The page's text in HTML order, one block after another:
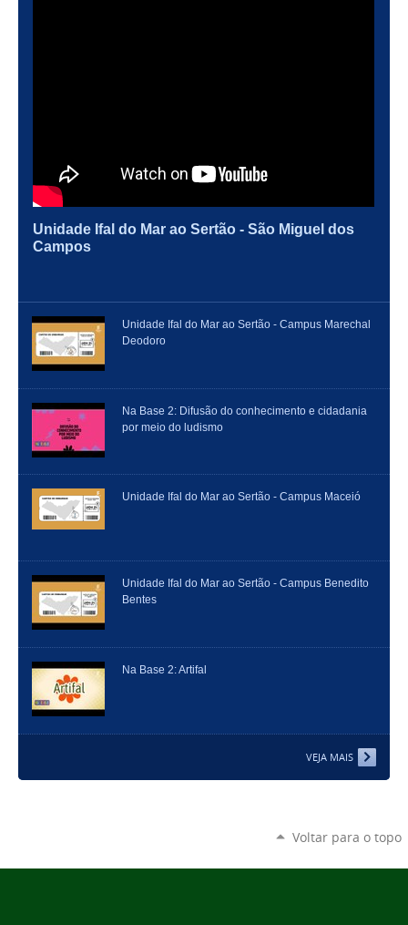
Unidade Ifal do Mar ao Sertão - São Miguel dos
Campos
Unidade Ifal do Mar ao Sertão - Campus Marechal
Deodoro
Na Base 2: Difusão do conhecimento e cidadania
por meio do ludismo
Unidade Ifal do Mar ao Sertão - Campus Maceió
Unidade Ifal do Mar ao Sertão - Campus Benedito
Bentes
Na Base 2: Artifal
VEJA MAIS
Voltar para o topo